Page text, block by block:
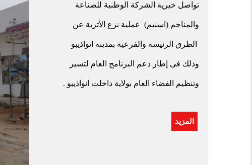
تواصل خيرية الشركة الوطنية للصناعة
والمناجم (اسنيم) عملية نزع الأتربة عن
الطرق الرئيسة والفرعية بمدينة انواذيبو
وذلك في إطار دعم البرنامج العام لتسير
وتنظيم الفضاء العام بولاية داخلت انواذيبو .
المزيد
أشرفت السيدة الوالي اطفيلة محمدن
حادن اليوم الجمعة 03/07/2026 على
إطلاق مكونة جديدة في برنامج تسيير
وتنطيم المجال العمومي لولاية داخلت
انواذيبو ممولة من طرف خيرية الشركة
ويشمل المكونة :